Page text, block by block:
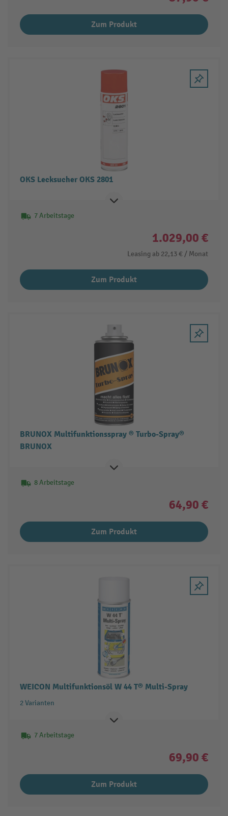
Zum Produkt
OKS Lecksucher OKS 2801
7 Arbeitstage
1.029,00 €
Leasing ab 22,13 € / Monat
Zum Produkt
BRUNOX Multifunktionsspray ® Turbo-Spray®
BRUNOX
8 Arbeitstage
64,90 €
Zum Produkt
WEICON Multifunktionsöl W 44 T® Multi-Spray
2 Varianten
7 Arbeitstage
69,90 €
Zum Produkt